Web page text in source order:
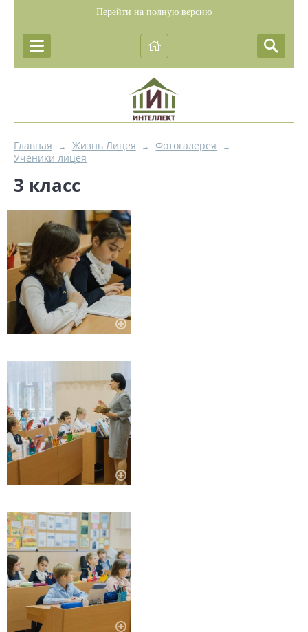
Перейти на полную версию
Главная → Жизнь Лицея → Фотогалерея →
Ученики лицея
3 класс